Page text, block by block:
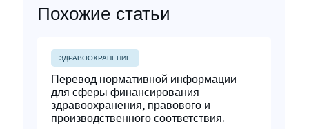
Похожие статьи
ЗДРАВООХРАНЕНИЕ
Перевод нормативной информации
для сферы финансирования
здравоохранения, правового и
производственного соответствия.